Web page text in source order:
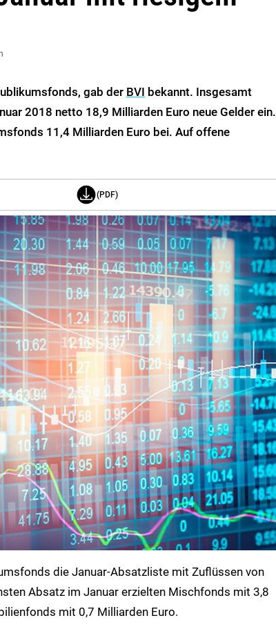
gab der BVI bekannt. Insgesamt
2018 netto 18,9 Milliarden Euro neue Gelder ein.
11,4 Milliarden Euro bei. Auf offene
(PDF)
die Januar-Absatzliste mit Zuflüssen von
Absatz im Januar erzielten Mischfonds mit 3,8
mit 0,7 Milliarden Euro.